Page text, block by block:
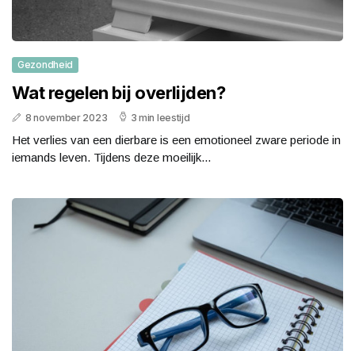
Gezondheid
Wat regelen bij overlijden?
8 november 2023 3 min leestijd
Het verlies van een dierbare is een emotioneel zware periode in
iemands leven. Tijdens deze moeilijk...